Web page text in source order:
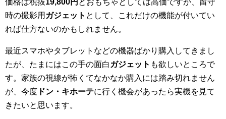
価格は税抜19,800円 とおもちゃとしては高価ですが、留守
時の撮影用 ガジェット として、これだけの機能が付いてい
れば仕方ないのかもしれません。
最近スマホやタブレットなどの機器ばかり購入してきまし
たが、たまにはこの手の面白 ガジェット も欲しいところで
す。家族の視線が怖くてなかなか購入には踏み切れません
が、今度 ドン・キホーテに行く機会があったら実機を見て
きたいと思います。